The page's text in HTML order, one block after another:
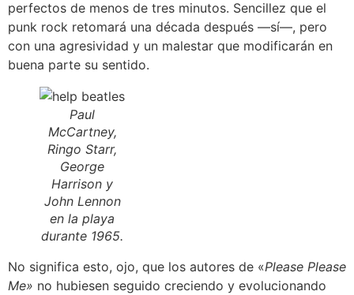
perfectos de menos de tres minutos. Sencillez que el
punk rock retomará una década después —sí—, pero
con una agresividad y un malestar que modificarán en
buena parte su sentido.
Paul
McCartney,
Ringo Starr,
George
Harrison y
John Lennon
en la playa
durante 1965.
No significa esto, ojo, que los autores de «Please Please
Me» no hubiesen seguido creciendo y evolucionando